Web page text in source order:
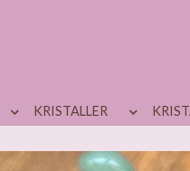
KRISTALLER